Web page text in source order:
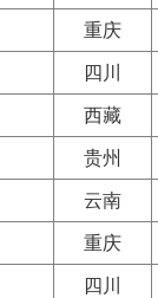
重庆
四川
西藏
贵州
云南
重庆
四川